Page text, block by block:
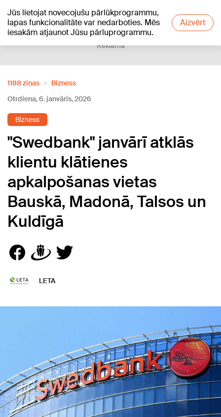
Jūs lietojat novecojušu pārlūkprogrammu,
lapas funkcionalitāte var nedarboties. Mēs
iesakām atjaunot Jūsu pārluprogrammu.
Aizvērt
+24°C
Reklāma
1188 ziņas
Bizness
Otrdiena, 6. janvāris, 2026
Bizness
"Swedbank" janvārī atklās
klientu klātienes
apkalpošanas vietas
Bauskā, Madonā, Talsos un
Kuldīgā
LETA